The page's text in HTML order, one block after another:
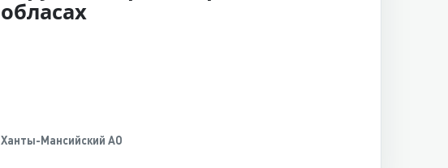
обласах
Ханты-Мансийский АО